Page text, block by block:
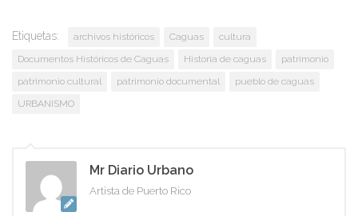
Etiquetas: archivos históricos Caguas
cultura
Documentos Históricos de Caguas
Historia de caguas
patrimonio
patrimonio cultural
patrimonio documental
pueblo de caguas
URBANISMO
Mr Diario Urbano
Artista de Puerto Rico